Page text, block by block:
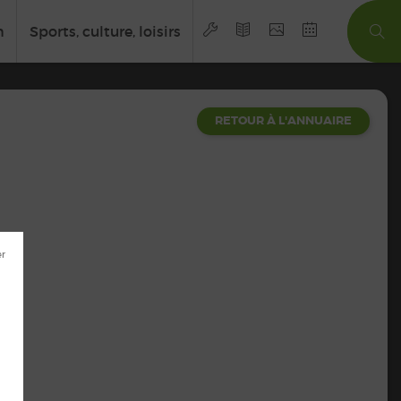
Sports, culture, loisirs
RETOUR À L'ANNUAIRE